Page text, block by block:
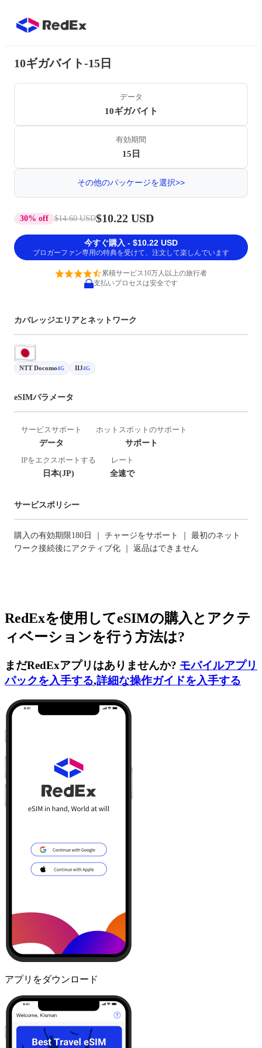
10ギガバイト-15日
データ
10ギガバイト
有効期間
15日
その他のパッケージを選択>>
30% off $14.60 USD$10.22 USD
今すぐ購入 - $10.22 USD
ブロガーファン専用の特典を受けて、注文して楽しんでいます
累積サービス10万人以上の旅行者
支払いプロセスは安全です
カバレッジエリアとネットワーク
NTT Docomo4G IIJ4G
eSIMパラメータ
サービスサポート
データ
ホットスポットのサポート
サポート
IPをエクスポートする
日本(JP)
レート
全速で
サービスポリシー
購入の有効期限180日 ｜ チャージをサポート ｜ 最初のネット
ワーク接続後にアクティブ化 ｜ 返品はできません
RedExを使用してeSIMの購入とアクテ
ィベーションを行う方法は?
まだRedExアプリはありませんか? モバイルアプリ
パックを入手する,詳細な操作ガイドを入手する
アプリをダウンロード